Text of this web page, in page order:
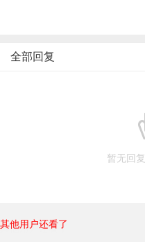
全部回复
暂无回
其他用户还看了